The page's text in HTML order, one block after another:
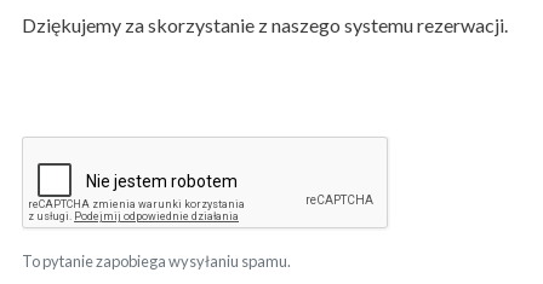
Dziękujemy za skorzystanie z naszego systemu rezerwacji.
To pytanie zapobiega wysyłaniu spamu.